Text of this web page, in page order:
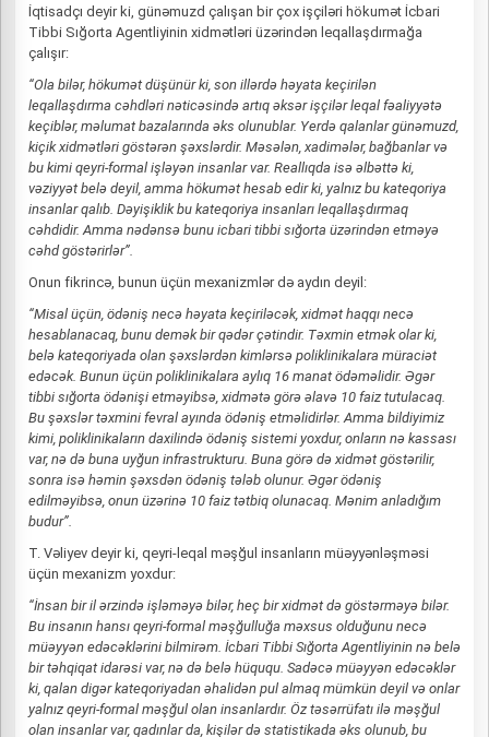
İqtisadçı deyir ki, günəmuzd çalışan bir çox işçiləri hökumət İcbari
Tibbi Sığorta Agentliyinin xidmətləri üzərindən leqallaşdırmağa
çalışır:
“Ola bilər, hökumət düşünür ki, son illərdə həyata keçirilən
leqallaşdırma cəhdləri nəticəsində artıq əksər işçilər leqal fəaliyyətə
keçiblər, məlumat bazalarında əks olunublar. Yerdə qalanlar günəmuzd,
kiçik xidmətləri göstərən şəxslərdir. Məsələn, xadimələr, bağbanlar və
bu kimi qeyri-formal işləyən insanlar var. Reallıqda isə əlbəttə ki,
vəziyyət belə deyil, amma hökumət hesab edir ki, yalnız bu kateqoriya
insanlar qalıb. Dəyişiklik bu kateqoriya insanları leqallaşdırmaq
cəhdidir. Amma nədənsə bunu icbari tibbi sığorta üzərindən etməyə
cəhd göstərirlər”.
Onun fikrincə, bunun üçün mexanizmlər də aydın deyil:
“Misal üçün, ödəniş necə həyata keçiriləcək, xidmət haqqı necə
hesablanacaq, bunu demək bir qədər çətindir. Təxmin etmək olar ki,
belə kateqoriyada olan şəxslərdən kimlərsə poliklinikalara müraciət
edəcək. Bunun üçün poliklinikalara aylıq 16 manat ödəməlidir. Əgər
tibbi sığorta ödənişi etməyibsə, xidmətə görə əlavə 10 faiz tutulacaq.
Bu şəxslər təxmini fevral ayında ödəniş etməlidirlər. Amma bildiyimiz
kimi, poliklinikaların daxilində ödəniş sistemi yoxdur, onların nə kassası
var, nə də buna uyğun infrastrukturu. Buna görə də xidmət göstərilir,
sonra isə həmin şəxsdən ödəniş tələb olunur. Əgər ödəniş
edilməyibsə, onun üzərinə 10 faiz tətbiq olunacaq. Mənim anladığım
budur”.
T. Vəliyev deyir ki, qeyri-leqal məşğul insanların müəyyənləşməsi
üçün mexanizm yoxdur:
“İnsan bir il ərzində işləməyə bilər, heç bir xidmət də göstərməyə bilər.
Bu insanın hansı qeyri-formal məşğulluğa məxsus olduğunu necə
müəyyən edəcəklərini bilmirəm. İcbari Tibbi Sığorta Agentliyinin nə belə
bir təhqiqat idarəsi var, nə də belə hüququ. Sadəcə müəyyən edəcəklər
ki, qalan digər kateqoriyadan əhalidən pul almaq mümkün deyil və onlar
yalnız qeyri-formal məşğul olan insanlardır. Öz təsərrüfatı ilə məşğul
olan insanlar var, qadınlar da, kişilər də statistikada əks olunub, bu